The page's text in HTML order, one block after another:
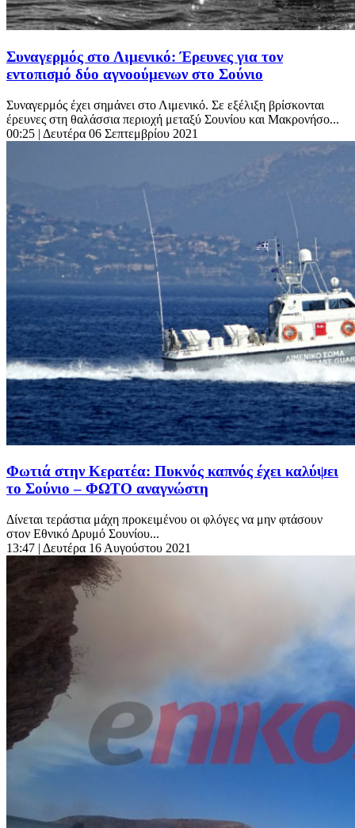
Συναγερμός στο Λιμενικό: Έρευνες για τον
εντοπισμό δύο αγνοούμενων στο Σούνιο
Συναγερμός έχει σημάνει στο Λιμενικό. Σε εξέλιξη βρίσκονται
έρευνες στη θαλάσσια περιοχή μεταξύ Σουνίου και Μακρονήσο...
00:25 | Δευτέρα 06 Σεπτεμβρίου 2021
Φωτιά στην Κερατέα: Πυκνός καπνός έχει καλύψει
το Σούνιο – ΦΩΤΟ αναγνώστη
Δίνεται τεράστια μάχη προκειμένου οι φλόγες να μην φτάσουν
στον Εθνικό Δρυμό Σουνίου...
13:47 | Δευτέρα 16 Αυγούστου 2021